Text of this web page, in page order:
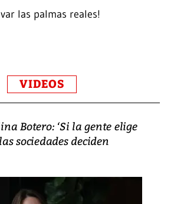
las palmas reales!
VIDEOS
Botero: ‘Si la gente elige
sociedades deciden